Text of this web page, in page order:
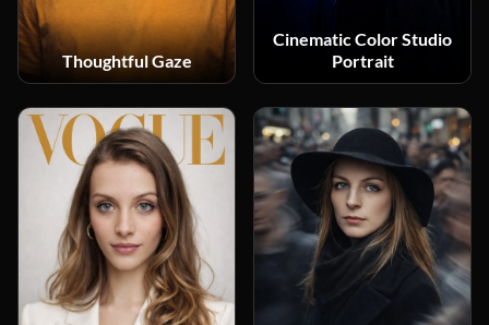
Thoughtful Gaze
Cinematic Color Studio
Portrait